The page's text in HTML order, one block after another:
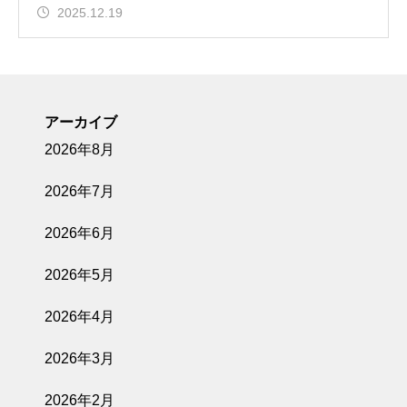
2025.12.19
アーカイブ
2026年8月
2026年7月
2026年6月
2026年5月
2026年4月
2026年3月
2026年2月